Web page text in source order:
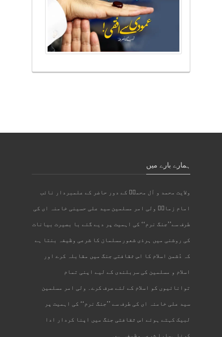
ہمارے بارے میں
ولایت محمد و آل محمدؐ کے دور حاضر کے علمبردار نائب
امام زمانؑ ولی امر مسلمین سید علی حسینی خامنہ ای کی
طرف سے’’جنگ نرم‘‘ کی اہمیت پر دیے گئے با بصیرت بیانات
کی روشنی میں ہرذی شعورمسلمان کا شرعی وظیفہ بنتا ہے
کہ دُشمن اسلام کا اس ثقافتی جنگ میں مقابلہ کرے اور
اسلام و مسلمین کی سربلندی کے لیے اپنی تمام
توانائیوں کو اسلام کے لئے صرف کرے۔ ولی امر مسلمین
سید علی خامنہ ای کی طرف سے ’’جنگ نرم‘‘ کی اہمیت پر
لبیک کہتے ہوئے اس ثقافتی جنگ میں اپنا کردار ادا
کرنا ہمارا شرعی وظیفہ ہے۔